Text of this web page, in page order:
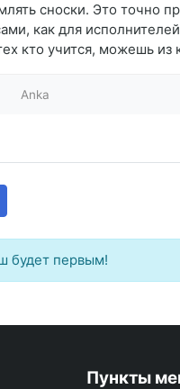
сноски. Это точно
как для
кто учится, можешь
Anka
будет первым!
Пункты